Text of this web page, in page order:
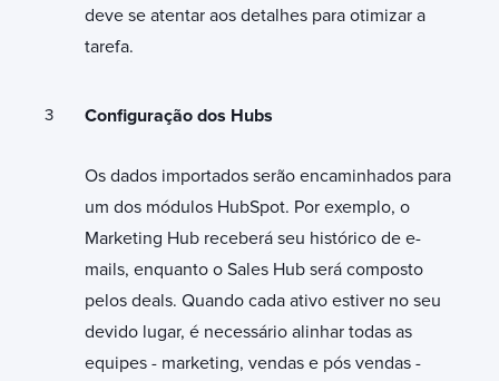
deve se atentar aos detalhes para otimizar a
tarefa.
Configuração dos Hubs
Os dados importados serão encaminhados para
um dos módulos HubSpot. Por exemplo, o
Marketing Hub receberá seu histórico de e-
mails, enquanto o Sales Hub será composto
pelos deals. Quando cada ativo estiver no seu
devido lugar, é necessário alinhar todas as
equipes - marketing, vendas e pós vendas -